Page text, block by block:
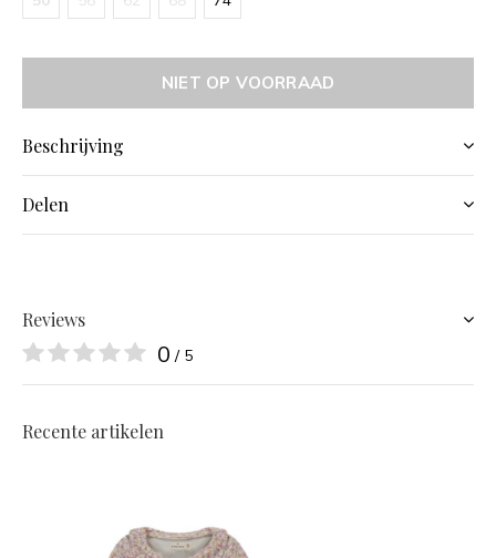
NIET OP VOORRAAD
Beschrijving
Delen
Reviews
0 / 5
Recente artikelen